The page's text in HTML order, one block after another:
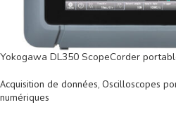
Yokogawa DL350 ScopeCorder
Acquisition de données, Oscilloscopes
numériques